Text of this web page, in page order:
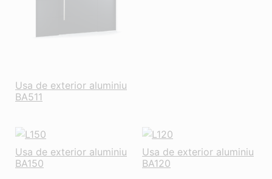
Usa de exterior aluminiu
BA511
Usa de exterior aluminiu
BA150
Usa de exterior aluminiu
BA120